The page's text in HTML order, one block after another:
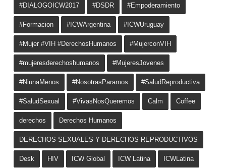
#DIALOGOICW2017 #DSDR #Empoderamiento
#Formacion #ICWArgentina #ICWUruguay
#Mujer #VIH #DerechosHumanos #MujerconVIH
#mujeresderechoshumanos #MujeresJovenes
#NiunaMenos #NosotrasParamos #SaludReproductiva
#SaludSexual #VivasNosQueremos Calm Coffee
derechos Derechos Humanos
DERECHOS SEXUALES Y DERECHOS REPRODUCTIVOS
Desk HIV ICW Global ICW Latina ICWLatina